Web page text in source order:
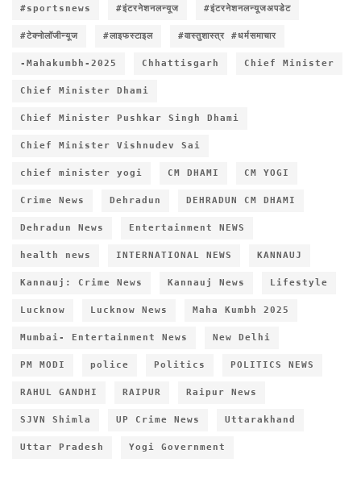
#sportsnews #इंटरनेशनलन्यूज #इंटरनेशनलन्यूजअपडेट
#टेक्नोलॉजीन्यूज #लाइफस्टाइल #वास्तुशास्त्र #धर्मसमाचार
-Mahakumbh-2025 Chhattisgarh Chief Minister
Chief Minister Dhami
Chief Minister Pushkar Singh Dhami
Chief Minister Vishnudev Sai
chief minister yogi CM DHAMI CM YOGI
Crime News Dehradun DEHRADUN CM DHAMI
Dehradun News Entertainment NEWS
health news INTERNATIONAL NEWS KANNAUJ
Kannauj: Crime News Kannauj News Lifestyle
Lucknow Lucknow News Maha Kumbh 2025
Mumbai- Entertainment News New Delhi
PM MODI police Politics POLITICS NEWS
RAHUL GANDHI RAIPUR Raipur News
SJVN Shimla UP Crime News Uttarakhand
Uttar Pradesh Yogi Government